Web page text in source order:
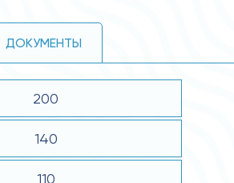
ДОКУМЕНТЫ
200
140
110